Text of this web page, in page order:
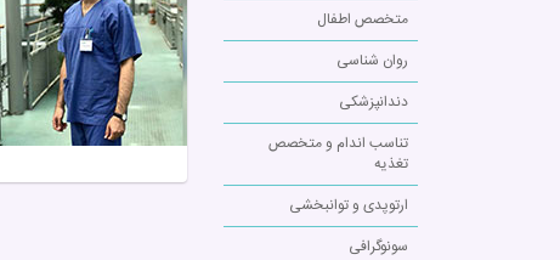
متخصص اطفال
روان شناسی
دندانپزشکی
تناسب اندام و متخصص
تغذیه
ارتوپدی و توانبخشی
سونوگرافی